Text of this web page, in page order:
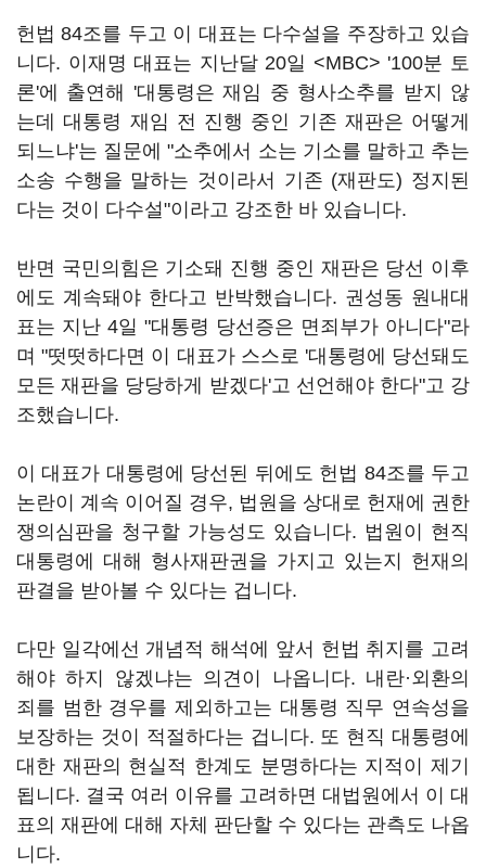
헌법 84조를 두고 이 대표는 다수설을 주장하고 있습
니다. 이재명 대표는 지난달 20일 <MBC> '100분 토
론'에 출연해 '대통령은 재임 중 형사소추를 받지 않
는데 대통령 재임 전 진행 중인 기존 재판은 어떻게
되느냐'는 질문에 "소추에서 소는 기소를 말하고 추는
소송 수행을 말하는 것이라서 기존 (재판도) 정지된
다는 것이 다수설"이라고 강조한 바 있습니다.
반면 국민의힘은 기소돼 진행 중인 재판은 당선 이후
에도 계속돼야 한다고 반박했습니다. 권성동 원내대
표는 지난 4일 "대통령 당선증은 면죄부가 아니다"라
며 "떳떳하다면 이 대표가 스스로 '대통령에 당선돼도
모든 재판을 당당하게 받겠다'고 선언해야 한다"고 강
조했습니다.
이 대표가 대통령에 당선된 뒤에도 헌법 84조를 두고
논란이 계속 이어질 경우, 법원을 상대로 헌재에 권한
쟁의심판을 청구할 가능성도 있습니다. 법원이 현직
대통령에 대해 형사재판권을 가지고 있는지 헌재의
판결을 받아볼 수 있다는 겁니다.
다만 일각에선 개념적 해석에 앞서 헌법 취지를 고려
해야 하지 않겠냐는 의견이 나옵니다. 내란·외환의
죄를 범한 경우를 제외하고는 대통령 직무 연속성을
보장하는 것이 적절하다는 겁니다. 또 현직 대통령에
대한 재판의 현실적 한계도 분명하다는 지적이 제기
됩니다. 결국 여러 이유를 고려하면 대법원에서 이 대
표의 재판에 대해 자체 판단할 수 있다는 관측도 나옵
니다.